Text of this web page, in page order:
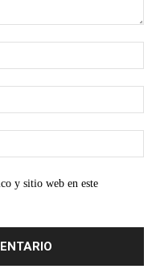
y sitio web en este